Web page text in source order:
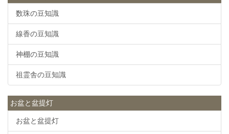
数珠の豆知識
線香の豆知識
神棚の豆知識
祖霊舎の豆知識
お盆と盆提灯
お盆と盆提灯